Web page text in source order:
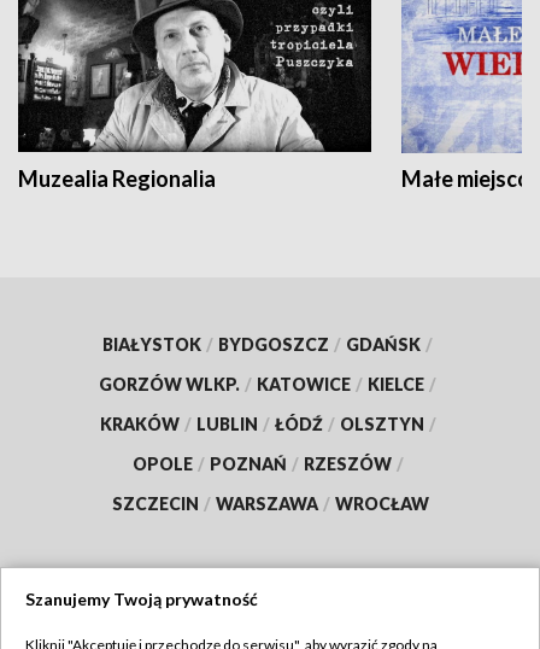
Muzealia Regionalia Małe
BIAŁYSTOK / BYDGOSZCZ / GDAŃSK /
GORZÓW WLKP. / KATOWICE / KIELCE /
KRAKÓW / LUBLIN / ŁÓDŹ / OLSZTYN /
OPOLE / POZNAŃ / RZESZÓW /
SZCZECIN / WARSZAWA / WROCŁAW
Szanujemy Twoją prywatność
Kliknij "Akceptuję i przechodzę do serwisu", aby wyrazić zgody na